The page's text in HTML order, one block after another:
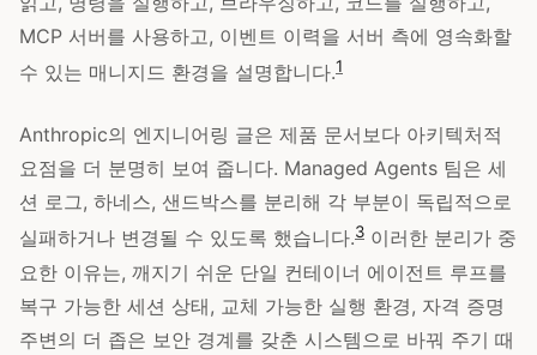
MCP 서버를 사용하고, 이벤트 이력을 서버 측에 영속화할
수 있는 매니지드 환경을 설명합니다.1
Anthropic의 엔지니어링 글은 제품 문서보다 아키텍처적
요점을 더 분명히 보여 줍니다. Managed Agents 팀은 세
션 로그, 하네스, 샌드박스를 분리해 각 부분이 독립적으로
실패하거나 변경될 수 있도록 했습니다.3 이러한 분리가 중
요한 이유는, 깨지기 쉬운 단일 컨테이너 에이전트 루프를
복구 가능한 세션 상태, 교체 가능한 실행 환경, 자격 증명
주변의 더 좁은 보안 경계를 갖춘 시스템으로 바꿔 주기 때